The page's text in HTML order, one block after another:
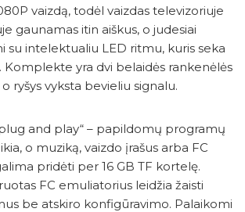
vaizdą, todėl vaizdas televizoriuje
gaunamas itin aiškus, o judesiai
su intelektualiu LED ritmu, kuris seka
yra dvi belaidės rankenėlės
ryšys vyksta bevieliu signalu.
and play“ – papildomų programų
o muziką, vaizdo įrašus arba FC
pridėti per 16 GB TF kortelę.
FC emuliatorius leidžia žaisti
be atskiro konfigūravimo. Palaikomi